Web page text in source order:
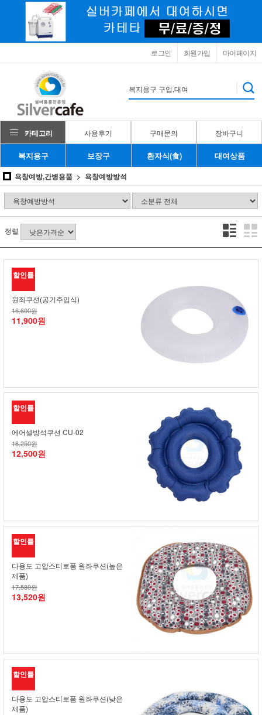
마이페이지
회원가입
로그인
카테고리 사용후기 구매문의 장바구니
복지용구 보장구 환자식(食) 대여상품
욕창예방,간병용품 욕창예방방석
정렬
할인률
원좌쿠션(공기주입식)
16,600원
11,900원
할인률
에어셀방석쿠션 CU-02
16,250원
12,500원
할인률
다용도 고압스티로폼 원좌쿠션(높은
제품)
17,580원
13,520원
할인률
다용도 고압스티로폼 원좌쿠션(낮은
제품)